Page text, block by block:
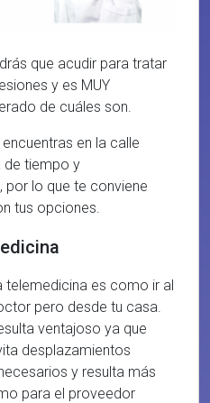
que acudir para tratar
y es MUY
de cuáles son.
en la calle
de tiempo y
por lo que te conviene
tus opciones.
telemedicina es como ir al
pero desde tu casa.
ventajoso ya que
desplazamientos
y resulta más
para el proveedor